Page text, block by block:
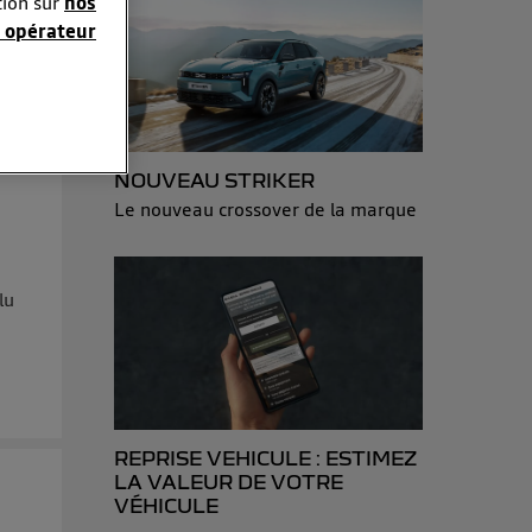
NOUVEAU STRIKER
Le nouveau crossover de la marque
REPRISE VEHICULE : ESTIMEZ
LA VALEUR DE VOTRE
VÉHICULE
opérateur
en
IP
du foyer ayant
du mobile.